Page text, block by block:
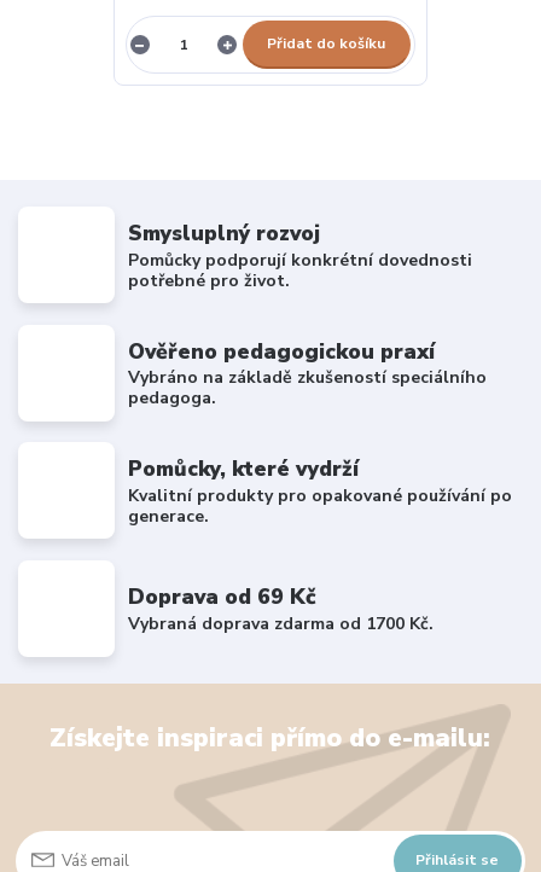
Přidat do košíku
Smysluplný rozvoj
Pomůcky podporují konkrétní dovednosti
potřebné pro život.
Ověřeno pedagogickou praxí
Vybráno na základě zkušeností speciálního
pedagoga.
Pomůcky, které vydrží
Kvalitní produkty pro opakované používání po
generace.
Doprava od 69 Kč
Vybraná doprava zdarma od 1700 Kč.
Získejte inspiraci přímo do e-mailu:
Přihlásit se